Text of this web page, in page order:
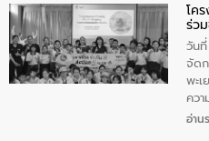
“ชุม
ควา
ถังดั
(นัน
ปา
โค
ร่ว
แก้
วัน
จัดก
พะ
คว
ป้อง
อ่าน